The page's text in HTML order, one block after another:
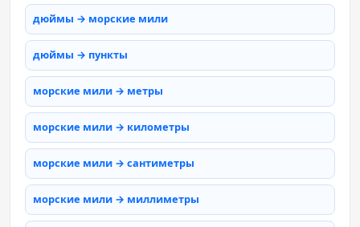
дюймы → морские мили
дюймы → пункты
морские мили → метры
морские мили → километры
морские мили → сантиметры
морские мили → миллиметры